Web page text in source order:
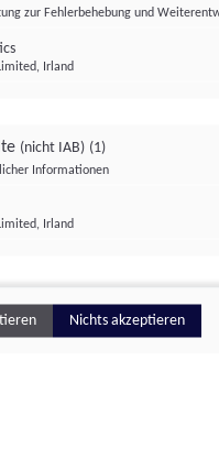
zur Fehlerbehebung und
Irland
(nicht IAB) (1)
Informationen
Irland
Nichts akzeptieren